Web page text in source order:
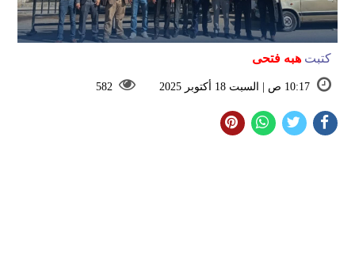
كتبت هبه فتحى
10:17 ص | السبت 18 أكتوبر 2025 582